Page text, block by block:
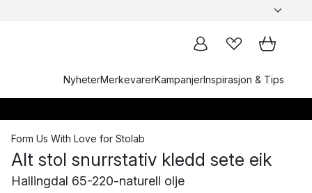
NyheterMerkevarerKampanjerInspirasjon & Tips
Form Us With Love for Stolab
Alt stol snurrstativ kledd sete eik
Hallingdal 65-220-naturell olje